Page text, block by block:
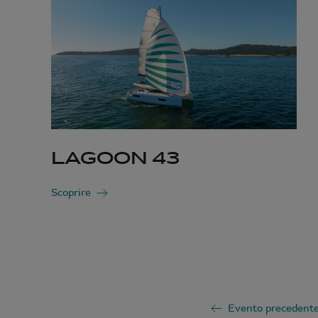
LAGOON 43
Scoprire
Evento